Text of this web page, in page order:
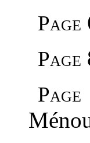
Page
Page
Page